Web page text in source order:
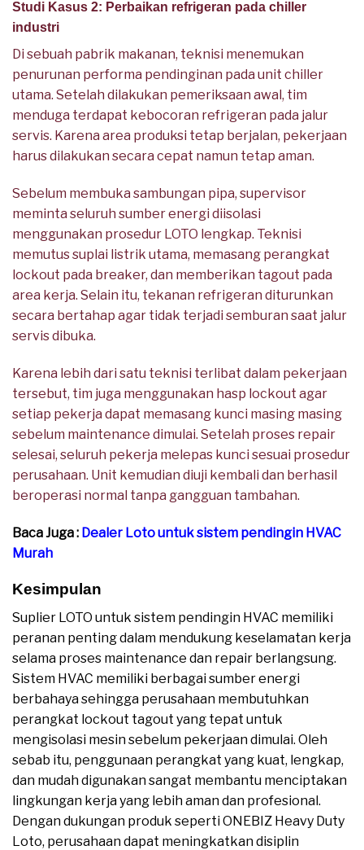
Studi Kasus 2: Perbaikan refrigeran pada chiller
industri
Di sebuah pabrik makanan, teknisi menemukan
penurunan performa pendinginan pada unit chiller
utama. Setelah dilakukan pemeriksaan awal, tim
menduga terdapat kebocoran refrigeran pada jalur
servis. Karena area produksi tetap berjalan, pekerjaan
harus dilakukan secara cepat namun tetap aman.
Sebelum membuka sambungan pipa, supervisor
meminta seluruh sumber energi diisolasi
menggunakan prosedur LOTO lengkap. Teknisi
memutus suplai listrik utama, memasang perangkat
lockout pada breaker, dan memberikan tagout pada
area kerja. Selain itu, tekanan refrigeran diturunkan
secara bertahap agar tidak terjadi semburan saat jalur
servis dibuka.
Karena lebih dari satu teknisi terlibat dalam pekerjaan
tersebut, tim juga menggunakan hasp lockout agar
setiap pekerja dapat memasang kunci masing masing
sebelum maintenance dimulai. Setelah proses repair
selesai, seluruh pekerja melepas kunci sesuai prosedur
perusahaan. Unit kemudian diuji kembali dan berhasil
beroperasi normal tanpa gangguan tambahan.
Baca Juga : Dealer Loto untuk sistem pendingin HVAC
Murah
Kesimpulan
Suplier LOTO untuk sistem pendingin HVAC memiliki
peranan penting dalam mendukung keselamatan kerja
selama proses maintenance dan repair berlangsung.
Sistem HVAC memiliki berbagai sumber energi
berbahaya sehingga perusahaan membutuhkan
perangkat lockout tagout yang tepat untuk
mengisolasi mesin sebelum pekerjaan dimulai. Oleh
sebab itu, penggunaan perangkat yang kuat, lengkap,
dan mudah digunakan sangat membantu menciptakan
lingkungan kerja yang lebih aman dan profesional.
Dengan dukungan produk seperti ONEBIZ Heavy Duty
Loto, perusahaan dapat meningkatkan disiplin